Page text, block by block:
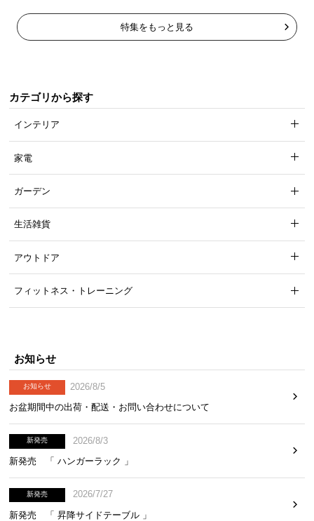
特集をもっと見る
カテゴリから探す
インテリア
家電
ガーデン
生活雑貨
アウトドア
フィットネス・トレーニング
お知らせ
お知らせ
2026/8/5
お盆期間中の出荷・配送・お問い合わせについて
新発売
2026/8/3
新発売 「 ハンガーラック 」
新発売
2026/7/27
新発売 「 昇降サイドテーブル 」